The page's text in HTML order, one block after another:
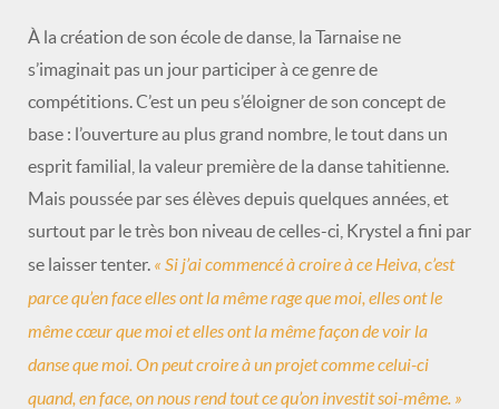
À la création de son école de danse, la Tarnaise ne
s’imaginait pas un jour participer à ce genre de
compétitions. C’est un peu s’éloigner de son concept de
base : l’ouverture au plus grand nombre, le tout dans un
esprit familial, la valeur première de la danse tahitienne.
Mais poussée par ses élèves depuis quelques années, et
surtout par le très bon niveau de celles-ci, Krystel a fini par
se laisser tenter. « Si j’ai commencé à croire à ce Heiva, c’est
parce qu’en face elles ont la même rage que moi, elles ont le
même cœur que moi et elles ont la même façon de voir la
danse que moi. On peut croire à un projet comme celui-ci
quand, en face, on nous rend tout ce qu’on investit soi-même. »